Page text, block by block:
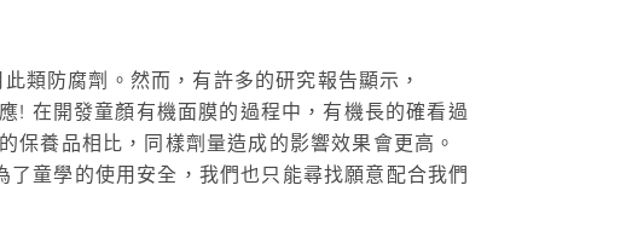
類防腐劑。然而，有許多的研究報告顯示，
! 在開發童顏有機面膜的過程中，有機長的確看過
養品相比，同樣劑量造成的影響效果會更高。
童學的使用安全，我們也只能尋找願意配合我們